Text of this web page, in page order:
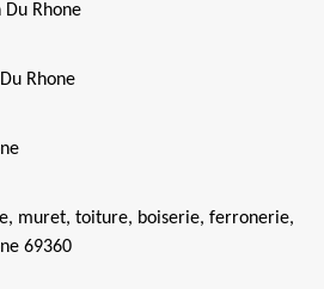
Rhone
Rhone
muret, toiture, boiserie, ferronerie,
69360